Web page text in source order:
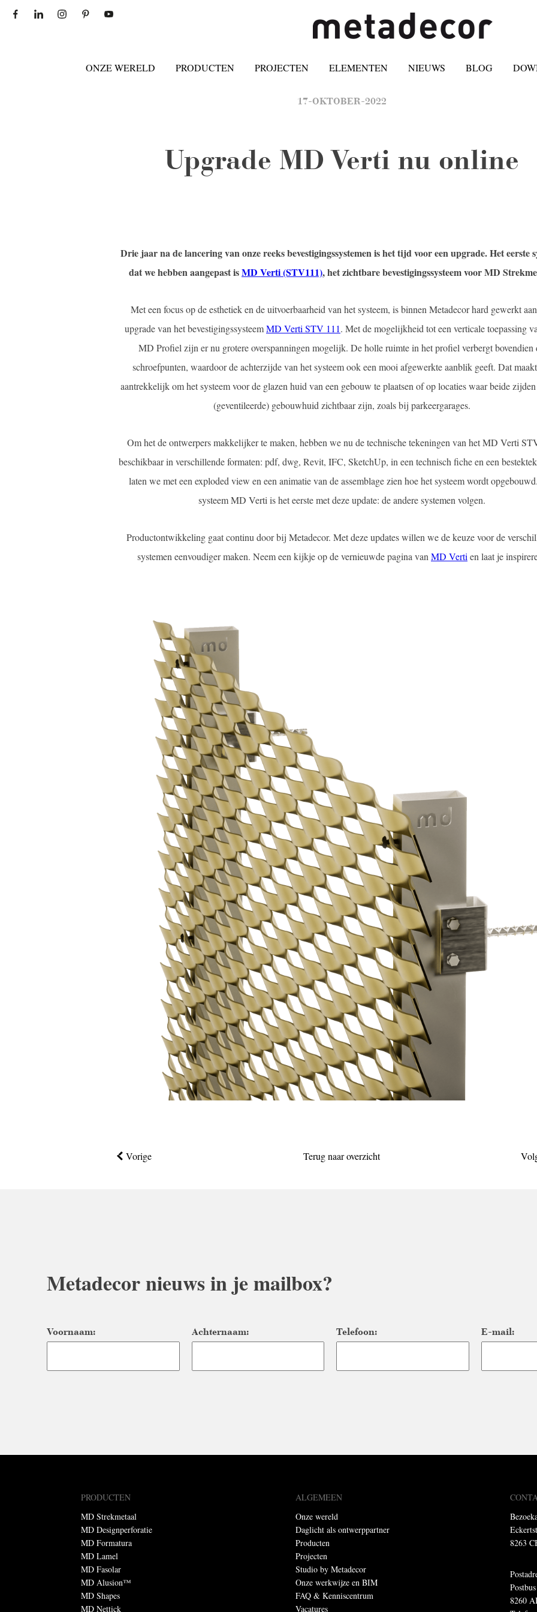
ONZE WERELD PRODUCTEN PROJECTEN ELEMENTEN NIEUWS BLOG
17-OKTOBER-2022
Upgrade MD Verti nu online
Drie jaar na de lancering van onze reeks bevestigingssystemen is het tijd voor een upgrade. Het eerste
dat we hebben aangepast isMD Verti (STV111), het zichtbare bevestigingssysteem voor MD
Met een focus op de esthetiek en de uitvoerbaarheid van het systeem, is binnen Metadecor hard gewerkt
upgrade van het bevestigingssysteemMD Verti STV 111. Met de mogelijkheid tot een verticale toepassing
MD Profiel zijn er nu grotere overspanningen mogelijk. De holle ruimte in het profiel verbergt bovendien
schroefpunten, waardoor de achterzijde van het systeem ook een mooi afgewerkte aanblik geeft. Dat
aantrekkelijk om het systeem voor de glazen huid van een gebouw te plaatsen of op locaties waar beide
(geventileerde) gebouwhuid zichtbaar zijn, zoals bij parkeergarages.
Om het de ontwerpers makkelijker te maken, hebben we nu de technische tekeningen van het MD Verti
beschikbaar in verschillende formaten: pdf, dwg, Revit, IFC, SketchUp, in een technisch fiche en een
laten we met een exploded view en een animatie van de assemblage zien hoe het systeem wordt
systeem MD Verti is het eerste met deze update: de andere systemen volgen.
Productontwikkeling gaat continu door bij Metadecor. Met deze updates willen we de keuze voor de
systemen eenvoudiger maken. Neem een kijkje op de vernieuwde pagina van MD Verti en laat je
Vorige Terug naar overzicht
Metadecor nieuws in je mailbox?
Voornaam: Achternaam: Telefoon: E-mail:
PRODUCTEN
MD Strekmetaal
MD Designperforatie
MD Formatura
MD Lamel
MD Fasolar
MD Alusion™
MD Shapes
MD Nettick
ALGEMEEN
Onze wereld
Daglicht als ontwerppartner
Producten
Projecten
Studio by Metadecor
Onze werkwijze en BIM
FAQ & Kenniscentrum
Vacatures
8263
8260